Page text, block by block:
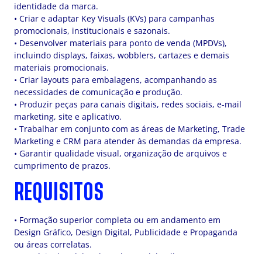
identidade da marca.
• Criar e adaptar Key Visuals (KVs) para campanhas
promocionais, institucionais e sazonais.
• Desenvolver materiais para ponto de venda (MPDVs),
incluindo displays, faixas, wobblers, cartazes e demais
materiais promocionais.
• Criar layouts para embalagens, acompanhando as
necessidades de comunicação e produção.
• Produzir peças para canais digitais, redes sociais, e-mail
marketing, site e aplicativo.
• Trabalhar em conjunto com as áreas de Marketing, Trade
Marketing e CRM para atender às demandas da empresa.
• Garantir qualidade visual, organização de arquivos e
cumprimento de prazos.
REQUISITOS
• Formação superior completa ou em andamento em
Design Gráfico, Design Digital, Publicidade e Propaganda
ou áreas correlatas.